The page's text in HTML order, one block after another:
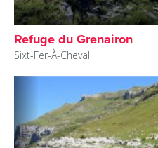
Refuge du Grenairon
Sixt-Fer-À-Cheval